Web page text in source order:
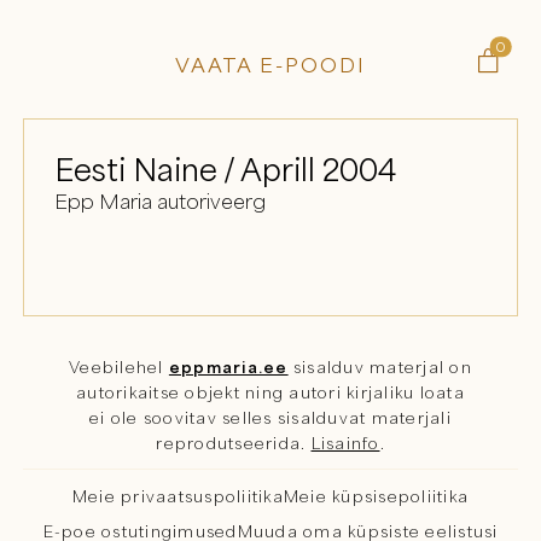
VAATA E-POODI
0

Eesti Naine / Aprill 2004
Epp Maria autoriveerg
Veebilehel eppmaria.ee sisalduv materjal on
autorikaitse objekt ning autori kirjaliku loata
ei ole soovitav selles sisalduvat materjali
reprodutseerida. Lisainfo
Meie privaatsuspoliitikaMeie küpsisepoliitika
E-poe ostutingimused Muuda oma küpsiste eelistusi